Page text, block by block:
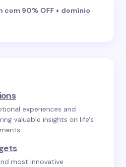
com 90% OFF + domínio
experiences and
valuable insights on life's
most innovative